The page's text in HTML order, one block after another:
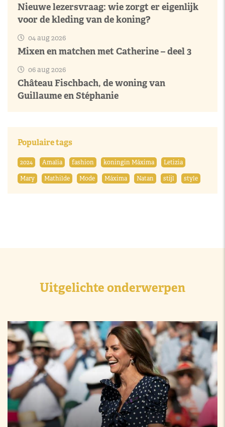
Nieuwe lezersvraag: wie zorgt er eigenlijk
voor de kleding van de koning?
04 aug 2026
Mixen en matchen met Catherine – deel 3
06 aug 2026
Château Fischbach, de woning van
Guillaume en Stéphanie
Populaire tags
2024 Amalia fashion koningin Máxima
Letizia
Mary
Mathilde Mode Máxima Natan stijl style
Uitgelichte onderwerpen